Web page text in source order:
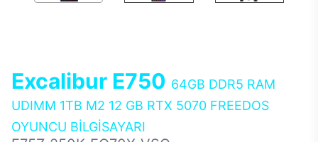
Excalibur E750 64GB DDR5 RAM
UDIMM 1TB M2 12 GB RTX 5070 FREEDOS
OYUNCU BİLGİSAYARI